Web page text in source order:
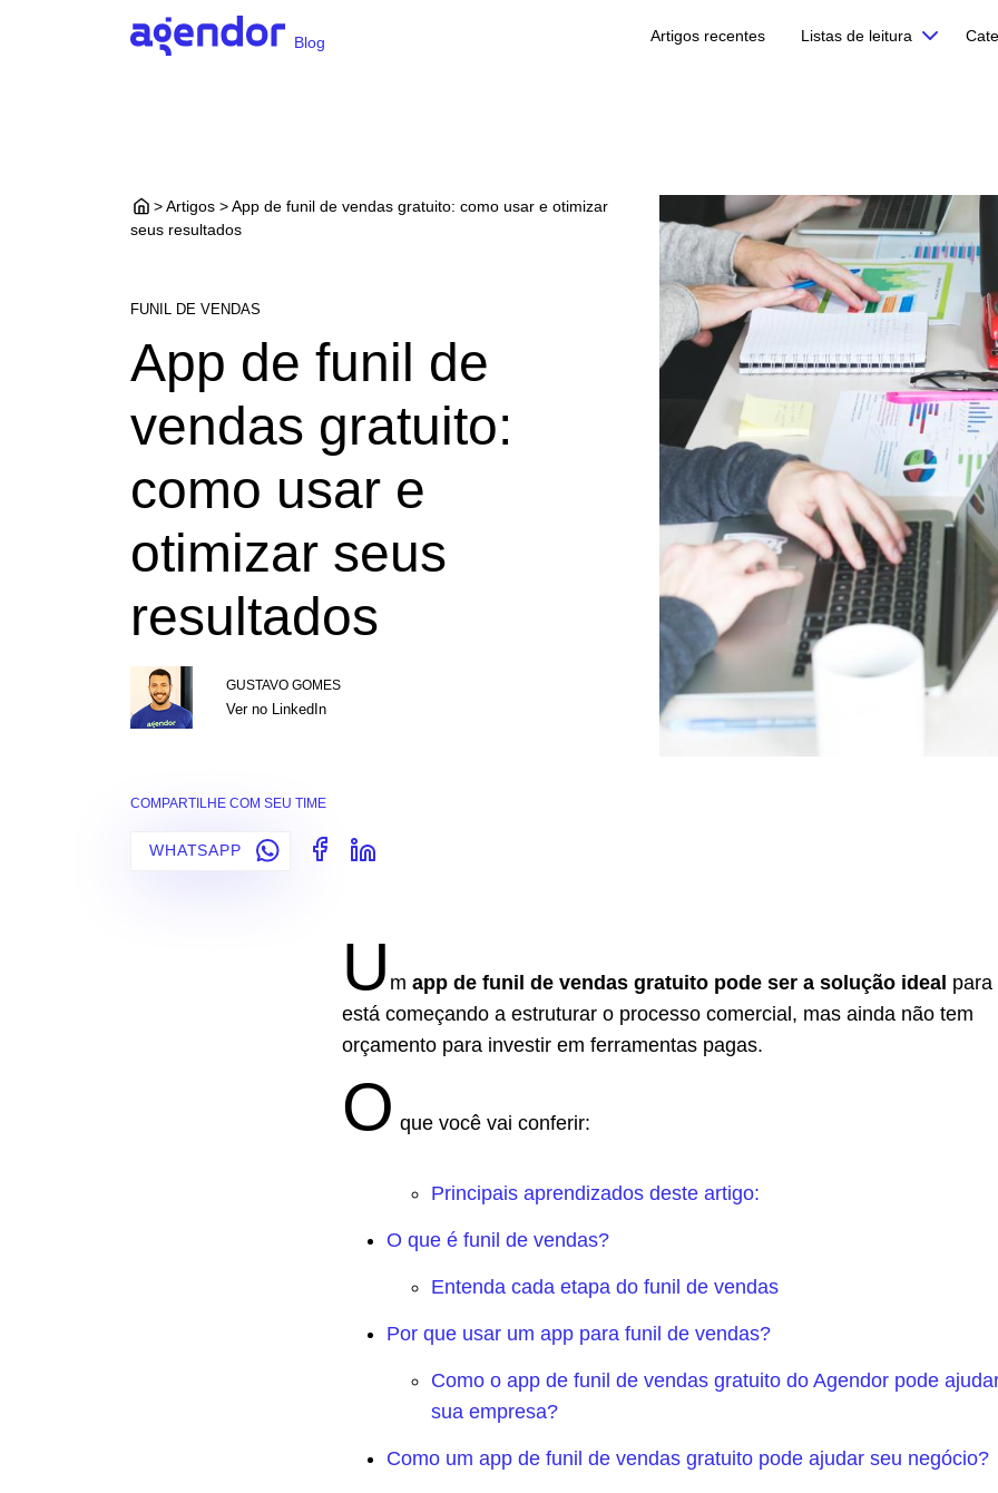
Blog Artigos recentes Listas de leitura
> Artigos > App de funil de vendas gratuito: como usar e otimizar
seus resultados
FUNIL DE VENDAS
App de funil de
vendas gratuito:
como usar e
otimizar seus
resultados
GUSTAVO GOMES
Ver no LinkedIn
COMPARTILHE COM SEU TIME
WHATSAPP
U m app de funil de vendas gratuito pode ser a solução ideal para
está começando a estruturar o processo comercial, mas ainda não tem
orçamento para investir em ferramentas pagas.
O que você vai conferir:
Principais aprendizados deste artigo:
O que é funil de vendas?
Entenda cada etapa do funil de vendas
Por que usar um app para funil de vendas?
Como o app de funil de vendas gratuito do Agendor pode
sua empresa?
Como um app de funil de vendas gratuito pode ajudar seu negócio?